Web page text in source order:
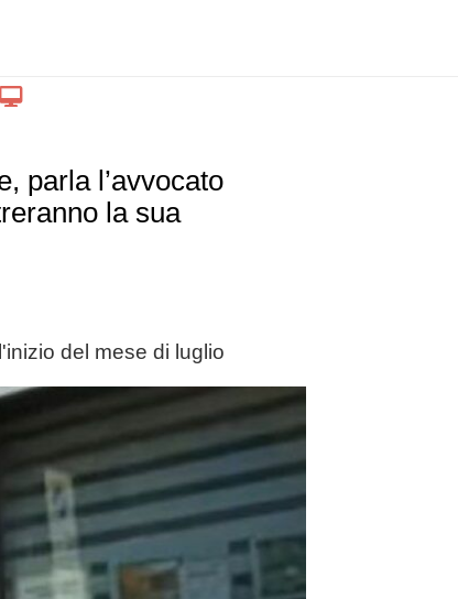
parla l’avvocato
la sua
del mese di luglio